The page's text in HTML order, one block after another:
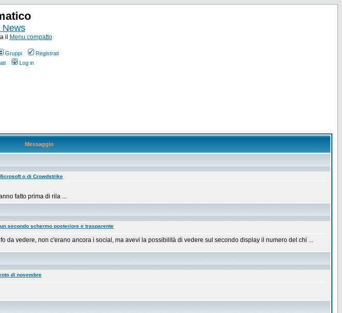
News
il Menu compatto
Gruppi
Registrati
Log in
Messaggio
o di Crowdstrike
fatto prima di rila ...
secondo schermo posteriore e trasparente
vedere, non c'erano ancora i social, ma avevi la possibilità di vedere sul secondo display il numero del chi ...
di novembre